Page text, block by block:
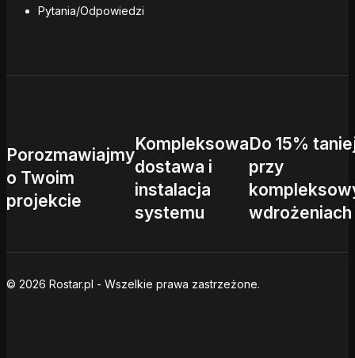
Pytania/Odpowiedzi
Porozmawiajmy
o Twoim
projekcie
Kompleksowa
dostawa i
instalacja
systemu
Do 15%
przy
wdrożeniach
© 2026 Rostar.pl - Wszelkie prawa zastrzeżone.